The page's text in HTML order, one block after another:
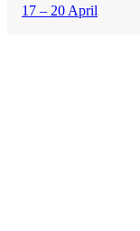
17 – 20 April